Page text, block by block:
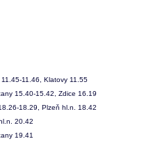
11.46, Klatovy 11.55
15.40-15.42, Zdice 16.19
18.29, Plzeň hl.n. 18.42
20.42
19.41